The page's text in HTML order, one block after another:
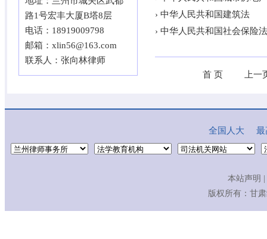
路1号宏丰大厦B塔8层
电话：18919009798
邮箱： xlin56@163.com
联系人：张向林律师
› 中华人民共和国建筑法
› 中华人民共和国社会保险法
首 页 上一
全国人大 最
本站声明
版权所有： 甘